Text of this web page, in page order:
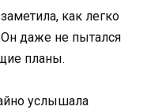
как легко
даже не пытался
планы.
услышала